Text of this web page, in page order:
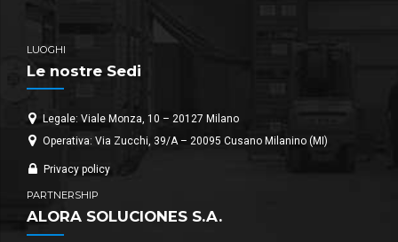
LUOGHI
Le nostre Sedi
Legale: Viale Monza, 10 – 20127 Milano
Operativa: Via Zucchi, 39/A – 20095 Cusano Milanino (MI)
Privacy policy
PARTNERSHIP
ALORA SOLUCIONES S.A.